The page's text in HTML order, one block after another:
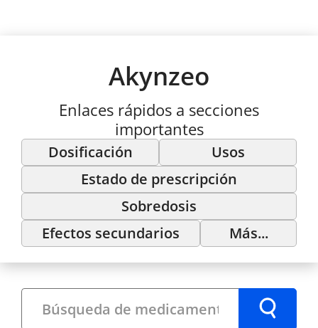
Akynzeo
Enlaces rápidos a secciones
importantes
Dosificación
Usos
Estado de prescripción
Sobredosis
Efectos secundarios
Más...